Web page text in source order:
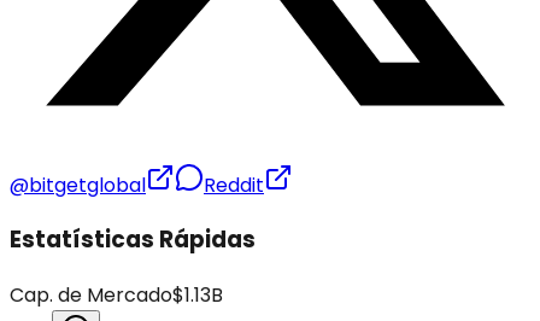
@bitgetglobal Reddit
Estatísticas Rápidas
Cap. de Mercado$1.13B